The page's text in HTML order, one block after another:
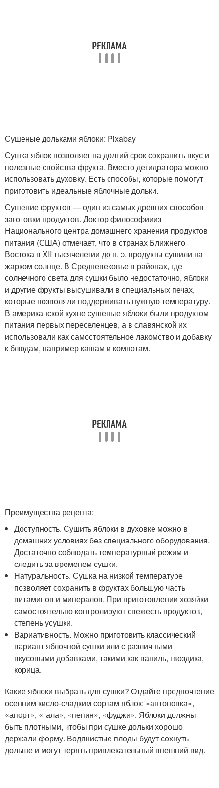
Сушеные дольками яблоки: Pixabay
Сушка яблок позволяет на долгий срок сохранить вкус и
полезные свойства фрукта. Вместо дегидратора можно
использовать духовку. Есть способы, которые помогут
приготовить идеальные яблочные дольки.
Сушение фруктов — один из самых древних способов
заготовки продуктов. Доктор философиииз
Национального центра домашнего хранения продуктов
питания (США) отмечает, что в странах Ближнего
Востока в XII тысячелетии до н. э. продукты сушили на
жарком солнце. В Средневековье в районах, где
солнечного света для сушки было недостаточно, яблоки
и другие фрукты высушивали в специальных печах,
которые позволяли поддерживать нужную температуру.
В американской кухне сушеные яблоки были продуктом
питания первых переселенцев, а в славянской их
использовали как самостоятельное лакомство и добавку
к блюдам, например кашам и компотам.
Преимущества рецепта:
Доступность. Сушить яблоки в духовке можно в
домашних условиях без специального оборудования.
Достаточно соблюдать температурный режим и
следить за временем сушки.
Натуральность. Сушка на низкой температуре
позволяет сохранить в фруктах большую часть
витаминов и минералов. При приготовлении хозяйки
самостоятельно контролируют свежесть продуктов,
степень усушки.
Вариативность. Можно приготовить классический
вариант яблочной сушки или с различными
вкусовыми добавками, такими как ваниль, гвоздика,
корица.
Какие яблоки выбрать для сушки? Отдайте предпочтение
осенним кисло-сладким сортам яблок: «антоновка»,
«апорт», «гала», «пепин», «фуджи». Яблоки должны
быть плотными, чтобы при сушке дольки хорошо
держали форму. Водянистые плоды будут сохнуть
дольше и могут терять привлекательный внешний вид.